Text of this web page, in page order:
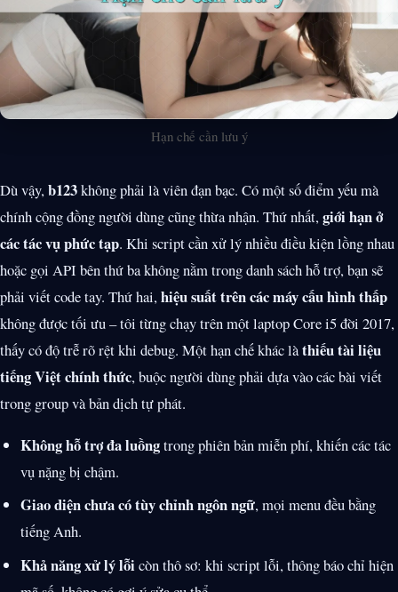
Hạn chế cần lưu ý
Dù vậy,b123không phải là viên đạn bạc. Có một số điểm yếu mà
chính cộng đồng người dùng cũng thừa nhận. Thứ nhất,giới hạn ở
các tác vụ phức tạp. Khi script cần xử lý nhiều điều kiện lồng nhau
hoặc gọi API bên thứ ba không nằm trong danh sách hỗ trợ, bạn sẽ
phải viết code tay. Thứ hai,hiệu suất trên các máy cấu hình thấp
không được tối ưu – tôi từng chạy trên một laptop Core i5 đời 2017,
thấy có độ trễ rõ rệt khi debug. Một hạn chế khác làthiếu tài liệu
tiếng Việt chính thức, buộc người dùng phải dựa vào các bài viết
trong group và bản dịch tự phát.
Không hỗ trợ đa luồngtrong phiên bản miễn phí, khiến các tác
vụ nặng bị chậm.
Giao diện chưa có tùy chỉnh ngôn ngữ, mọi menu đều bằng
tiếng Anh.
Khả năng xử lý lỗicòn thô sơ: khi script lỗi, thông báo chỉ hiện